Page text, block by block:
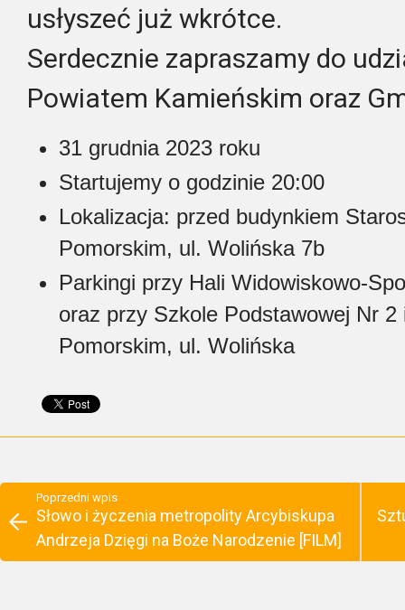
usłyszeć już wkrótce.
Serdecznie zapraszamy do
Powiatem Kamieńskim oraz
31 grudnia 2023 roku
Startujemy o godzinie 20:00
Lokalizacja: przed budynkiem
Pomorskim, ul. Wolińska 7b
Parkingi przy Hali Widowiskowo-
oraz przy Szkole Podstawowej Nr
Pomorskim, ul. Wolińska
Poprzedni wpis
Słowo i życzenia metropolity Arcybiskupa
Andrzeja Dzięgi na Boże Narodzenie [FILM]